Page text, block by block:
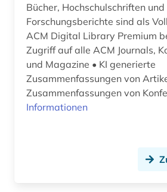
darstellende kunst (1)
data science (1)
daten (7)
datenanalyse (7)
datenmanagement (1)
Bücher, Hochschulschriften und
Forschungsberichte sind als
ACM Digital Library Premium
Zugriff auf alle ACM Journals,
und Magazine • KI generierte
Zusammenfassungen von
Zusammenfassungen von
Informationen